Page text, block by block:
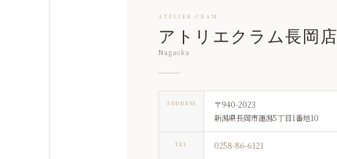
ATELIER CRAM
アトリエクラム長岡店
Nagaoka
ADDRESS
〒940-2023
新潟県長岡市蓮潟5丁目1番地10
TEL 0258-86-6121